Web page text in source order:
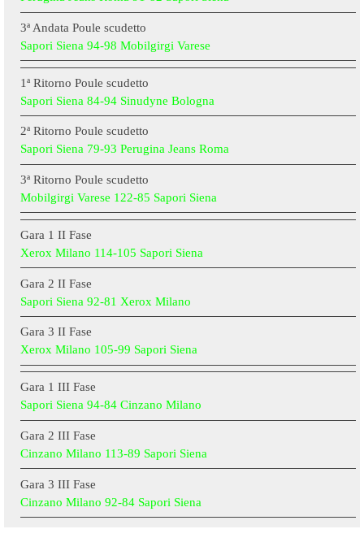
3ª Andata Poule scudetto
Sapori Siena 94-98 Mobilgirgi Varese
1ª Ritorno Poule scudetto
Sapori Siena 84-94 Sinudyne Bologna
2ª Ritorno Poule scudetto
Sapori Siena 79-93 Perugina Jeans Roma
3ª Ritorno Poule scudetto
Mobilgirgi Varese 122-85 Sapori Siena
Gara 1 II Fase
Xerox Milano 114-105 Sapori Siena
Gara 2 II Fase
Sapori Siena 92-81 Xerox Milano
Gara 3 II Fase
Xerox Milano 105-99 Sapori Siena
Gara 1 III Fase
Sapori Siena 94-84 Cinzano Milano
Gara 2 III Fase
Cinzano Milano 113-89 Sapori Siena
Gara 3 III Fase
Cinzano Milano 92-84 Sapori Siena